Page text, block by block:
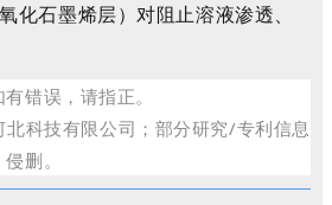
化石墨烯层）对阻止溶液渗透、
错误，请指正。
北科技有限公司；部分研究/专利信息
侵删。